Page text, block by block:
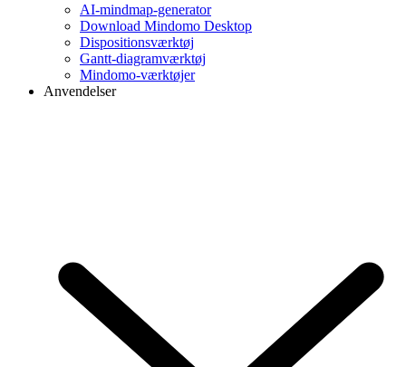
AI-mindmap-generator
Download Mindomo Desktop
Dispositionsværktøj
Gantt-diagramværktøj
Mindomo-værktøjer
Anvendelser